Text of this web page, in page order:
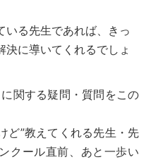
いる先生であれば、きっ
決に導いてくれるでしょ
関する疑問・質問をこの
ど”教えてくれる先生・先
クール直前、あと一歩い